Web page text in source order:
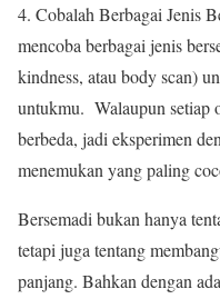
4. Cobalah Berbagai Jenis
mencoba berbagai jenis
kindness, atau body scan)
untukmu. Walaupun setiap
berbeda, jadi eksperimen
menemukan yang paling
Bersemadi bukan hanya
tetapi juga tentang
panjang. Bahkan dengan